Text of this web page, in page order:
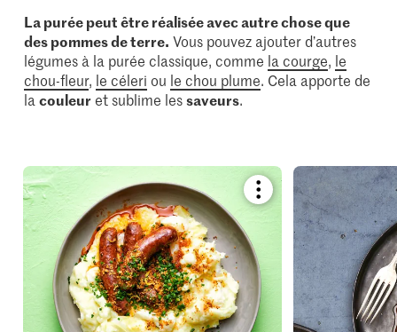
La purée peut être réalisée avec autre chose que
des pommes de terre. Vous pouvez ajouter d’autres
légumes à la purée classique, comme la courge, le
chou-fleur, le céleri ou le chou plume. Cela apporte de
lacouleuret sublime lessaveurs.
Bookmark
recipe
to
your
collections.